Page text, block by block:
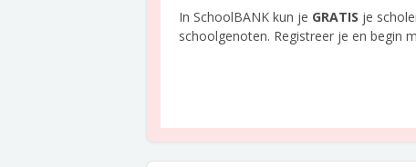
In SchoolBANK kun je GRATIS je
schoolgenoten. Registreer je en begin